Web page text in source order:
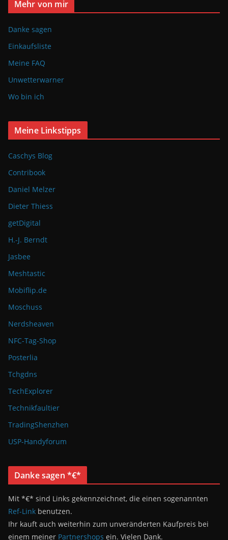
Mehr von mir
Danke sagen
Einkaufsliste
Meine FAQ
Unwetterwarner
Wo bin ich
Meine Linkstipps
Caschys Blog
Contribook
Daniel Melzer
Dieter Thiess
getDigital
H.-J. Berndt
Jasbee
Meshtastic
Mobiflip.de
Moschuss
Nerdsheaven
NFC-Tag-Shop
Posterlia
Tchgdns
TechExplorer
Technikfaultier
TradingShenzhen
USP-Handyforum
Danke sagen *€*
Mit *€* sind Links gekennzeichnet, die einen sogenannten
Ref-Link benutzen.
Ihr kauft auch weiterhin zum unveränderten Kaufpreis bei
einem meiner Partnershops ein. Vielen Dank.